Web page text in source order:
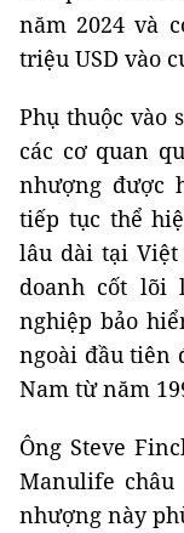
năm 2024 và
triệu USD vào
Phụ thuộc vào
các cơ quan
nhượng được
tiếp tục thể
lâu dài tại
doanh cốt lõi
nghiệp bảo
ngoài đầu tiên
Nam từ năm
Ông Steve
Manulife châu
nhượng này